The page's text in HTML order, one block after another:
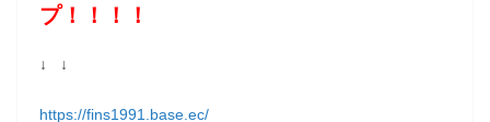
プ！！！！
↓ ↓
https://fins1991.base.ec/